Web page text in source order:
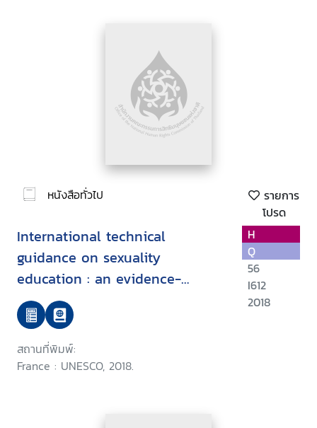
หนังสือทั่วไป
รายการ
โปรด
International technical
guidance on sexuality
education : an evidence-
informed approach
สถานที่พิมพ์:
France : UNESCO, 2018.
H
Q
56
I612
2018